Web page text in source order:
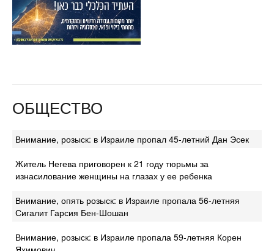
ОБЩЕСТВО
Внимание, розыск: в Израиле пропал 45-летний Дан Эсек
Житель Негева приговорен к 21 году тюрьмы за
изнасилование женщины на глазах у ее ребенка
Внимание, опять розыск: в Израиле пропала 56-летняя
Сигалит Гарсия Бен-Шошан
Внимание, розыск: в Израиле пропала 59-летняя Корен